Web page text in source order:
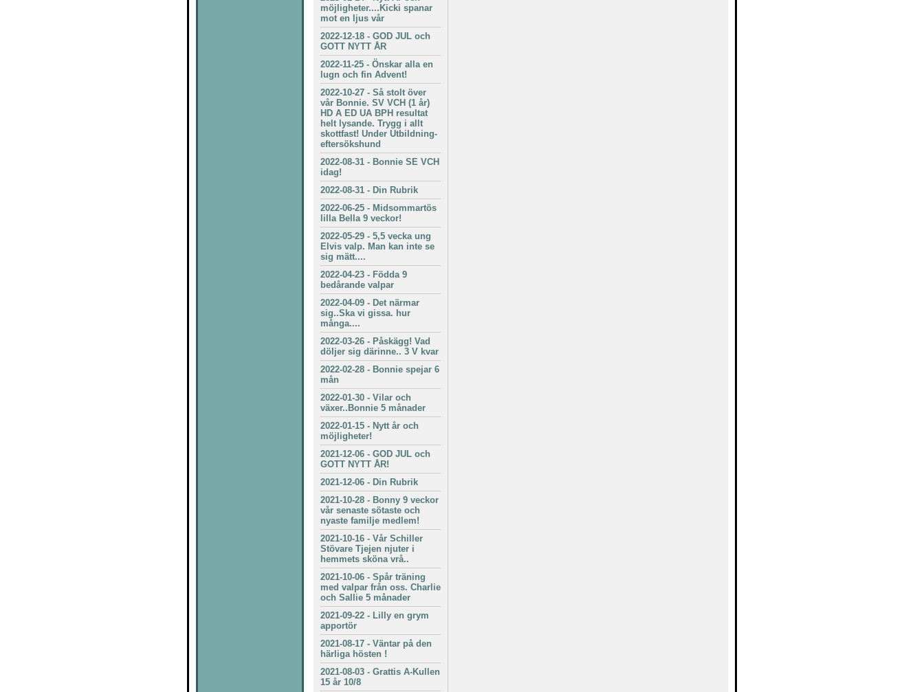
möjligheter....Kicki spanar
mot en ljus vår
2022-12-18 - GOD JUL och
GOTT NYTT ÅR
2022-11-25 - Önskar alla en
lugn och fin Advent!
2022-10-27 - Så stolt över
vår Bonnie. SV VCH (1 år)
HD A ED UA BPH resultat
helt lysande. Trygg i allt
skottfast! Under Utbildning-
eftersökshund
2022-08-31 - Bonnie SE VCH
idag!
2022-08-31 - Din Rubrik
2022-06-25 - Midsommartös
lilla Bella 9 veckor!
2022-05-29 - 5,5 vecka ung
Elvis valp. Man kan inte se
sig mätt....
2022-04-23 - Födda 9
bedårande valpar
2022-04-09 - Det närmar
sig..Ska vi gissa. hur
många....
2022-03-26 - Påskägg! Vad
döljer sig därinne.. 3 V kvar
2022-02-28 - Bonnie spejar 6
mån
2022-01-30 - Vilar och
växer..Bonnie 5 månader
2022-01-15 - Nytt år och
möjligheter!
2021-12-06 - GOD JUL och
GOTT NYTT ÅR!
2021-12-06 - Din Rubrik
2021-10-28 - Bonny 9 veckor
vår senaste sötaste och
nyaste familje medlem!
2021-10-16 - Vår Schiller
Stövare Tjejen njuter i
hemmets sköna vrå..
2021-10-06 - Spår träning
med valpar från oss. Charlie
och Sallie 5 månader
2021-09-22 - Lilly en grym
apportör
2021-08-17 - Väntar på den
härliga hösten !
2021-08-03 - Grattis A-Kullen
15 år 10/8